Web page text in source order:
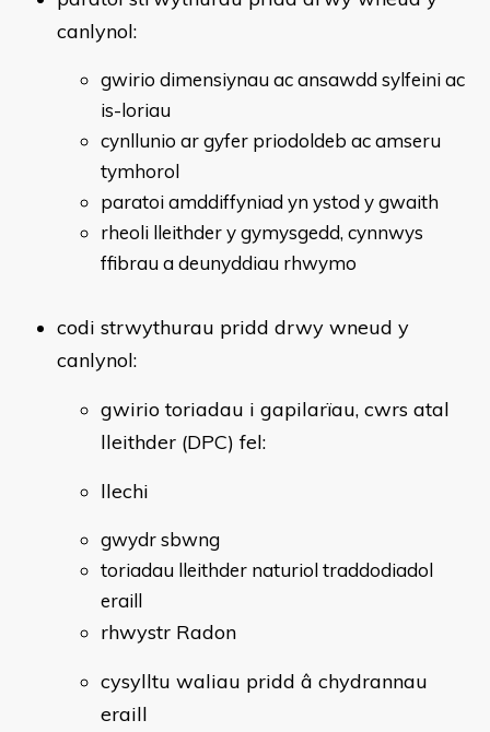
canlynol:
gwirio dimensiynau ac ansawdd sylfeini ac
is-loriau
cynllunio ar gyfer priodoldeb ac amseru
tymhorol
paratoi amddiffyniad yn ystod y gwaith
rheoli lleithder y gymysgedd, cynnwys
ffibrau a deunyddiau rhwymo
codi strwythurau pridd drwy wneud y
canlynol:
gwirio toriadau i gapilarïau, cwrs atal
lleithder (DPC) fel:
llechi
gwydr sbwng
toriadau lleithder naturiol traddodiadol
eraill
rhwystr Radon
cysylltu waliau pridd â chydrannau
eraill